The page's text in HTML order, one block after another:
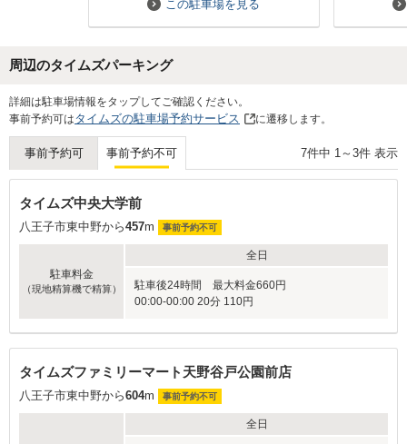
この駐車場を見る
周辺のタイムズパーキング
詳細は駐車場情報をタップしてご確認ください。
事前予約可はタイムズの駐車場予約サービス に遷移します。
事前予約可 事前予約不可 7件中 1 ～ 3件 表示
タイムズ中央大学前
八王子市東中野から457m 事前予約不可
駐車料金
（現地精算機で精算）
全日
駐車後24時間 最大料金660円
00:00-00:00 20分 110円
タイムズファミリーマート天野谷戸公園前店
八王子市東中野から604m 事前予約不可
全日